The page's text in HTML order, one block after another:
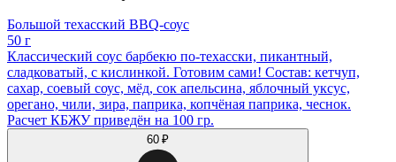
Большой техасский BBQ-соус
50 г
Классический соус барбекю по-техасски, пикантный,
сладковатый, с кислинкой. Готовим сами! Состав: кетчуп,
сахар, соевый соус, мёд, сок апельсина, яблочный уксус,
орегано, чили, зира, паприка, копчёная паприка, чеснок.
Расчет КБЖУ приведён на 100 гр.
60 ₽